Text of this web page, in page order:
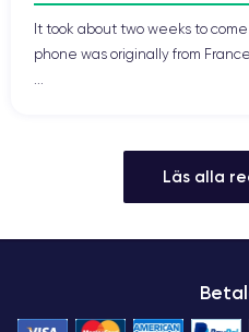
It took about two weeks to
phone was originally from
Läs alla